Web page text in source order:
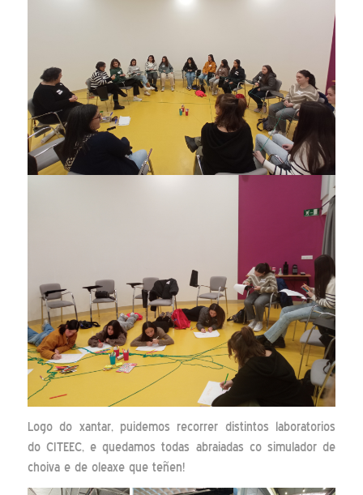
Logo do xantar, puidemos recorrer distintos laboratorios
do CITEEC, e quedamos todas abraiadas co simulador de
choiva e de oleaxe que teñen!